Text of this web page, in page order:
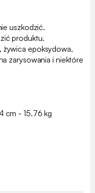
uszkodzić.
produktu.
żywica epoksydowa,
zarysowania i niektóre
cm - 15.76 kg